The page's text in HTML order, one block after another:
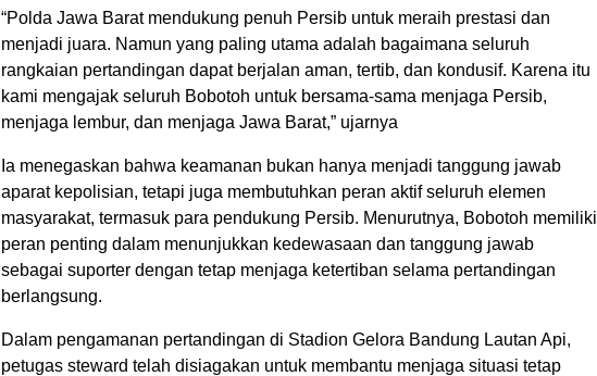
“Polda Jawa Barat mendukung penuh Persib untuk meraih prestasi dan
menjadi juara. Namun yang paling utama adalah bagaimana seluruh
rangkaian pertandingan dapat berjalan aman, tertib, dan kondusif. Karena itu
kami mengajak seluruh Bobotoh untuk bersama-sama menjaga Persib,
menjaga lembur, dan menjaga Jawa Barat,” ujarnya
Ia menegaskan bahwa keamanan bukan hanya menjadi tanggung jawab
aparat kepolisian, tetapi juga membutuhkan peran aktif seluruh elemen
masyarakat, termasuk para pendukung Persib. Menurutnya, Bobotoh memiliki
peran penting dalam menunjukkan kedewasaan dan tanggung jawab
sebagai suporter dengan tetap menjaga ketertiban selama pertandingan
berlangsung.
Dalam pengamanan pertandingan di Stadion Gelora Bandung Lautan Api,
petugas steward telah disiagakan untuk membantu menjaga situasi tetap